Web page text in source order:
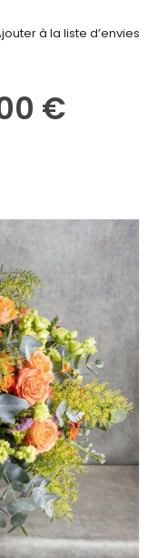
à la liste d’envies
des Mères, Mariage,
€